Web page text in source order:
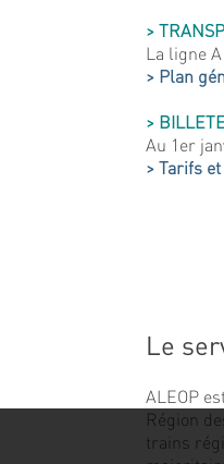
>
La ligne
> Plan
>
Au 1er
> Tarifs
Le
ALEOP
Région
trains